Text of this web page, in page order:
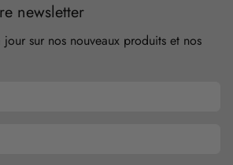
newsletter
jour sur nos nouveaux produits et nos